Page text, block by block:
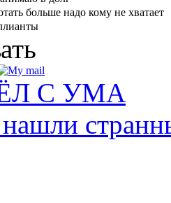
больше надо кому не хватает
С УМА